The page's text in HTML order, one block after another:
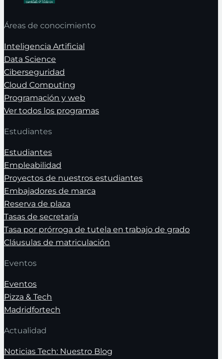
Áreas de conocimiento
Inteligencia Artificial
Data Science
Ciberseguridad
Cloud Computing
Programación y web
Ver todos los programas
Estudiantes
Estudiantes
Empleabilidad
Proyectos de nuestros estudiantes
Embajadores de marca
Reserva de plaza
Tasas de secretaría
Tasa por prórroga de tutela en trabajo de grado
Cláusulas de matriculación
Eventos
Eventos
Pizza & Tech
Madridfortech
Actualidad
Noticias Tech: Nuestro Blog